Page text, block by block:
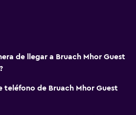
de llegar a Bruach Mhor Guest
teléfono de Bruach Mhor Guest